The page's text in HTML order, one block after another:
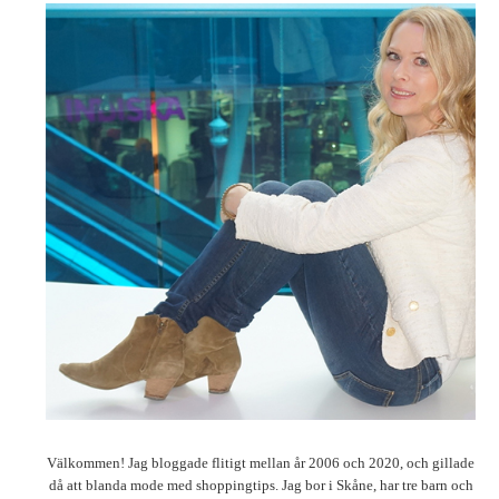
Välkommen! Jag bloggade flitigt mellan år 2006 och 2020, och gillade
då att blanda mode med shoppingtips. Jag bor i Skåne, har tre barn och